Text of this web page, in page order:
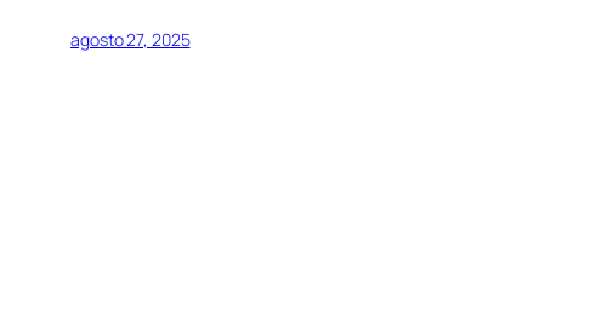
agosto 27, 2025